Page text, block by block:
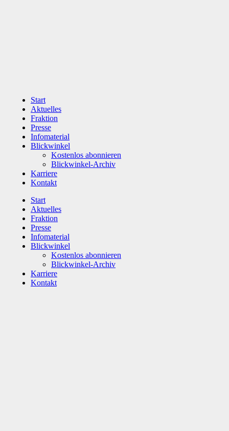
Start
Aktuelles
Fraktion
Presse
Infomaterial
Blickwinkel
Kostenlos abonnieren
Blickwinkel-Archiv
Karriere
Kontakt
Start
Aktuelles
Fraktion
Presse
Infomaterial
Blickwinkel
Kostenlos abonnieren
Blickwinkel-Archiv
Karriere
Kontakt